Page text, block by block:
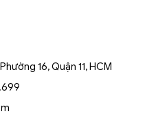
16, Quận 11, HCM